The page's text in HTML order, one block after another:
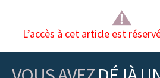
L’accès à cet article est